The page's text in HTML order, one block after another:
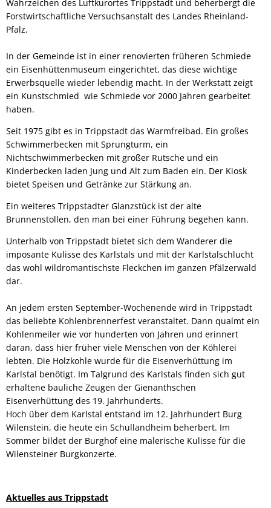
Wahrzeichen des Luftkurortes Trippstadt und beherbergt die
Forstwirtschaftliche Versuchsanstalt des Landes Rheinland-
Pfalz.
In der Gemeinde ist in einer renovierten früheren Schmiede
ein Eisenhüttenmuseum eingerichtet, das diese wichtige
Erwerbsquelle wieder lebendig macht. In der Werkstatt zeigt
ein Kunstschmied wie Schmiede vor 2000 Jahren gearbeitet
haben.
Seit 1975 gibt es in Trippstadt das Warmfreibad. Ein großes
Schwimmerbecken mit Sprungturm, ein
Nichtschwimmerbecken mit großer Rutsche und ein
Kinderbecken laden Jung und Alt zum Baden ein. Der Kiosk
bietet Speisen und Getränke zur Stärkung an.
Ein weiteres Trippstadter Glanzstück ist der alte
Brunnenstollen, den man bei einer Führung begehen kann.
Unterhalb von Trippstadt bietet sich dem Wanderer die
imposante Kulisse des Karlstals und mit der Karlstalschlucht
das wohl wildromantischste Fleckchen im ganzen Pfälzerwald
dar.
An jedem ersten September-Wochenende wird in Trippstadt
das beliebte Kohlenbrennerfest veranstaltet. Dann qualmt ein
Kohlenmeiler wie vor hunderten von Jahren und erinnert
daran, dass hier früher viele Menschen von der Köhlerei
lebten. Die Holzkohle wurde für die Eisenverhüttung im
Karlstal benötigt. Im Talgrund des Karlstals finden sich gut
erhaltene bauliche Zeugen der Gienanthschen
Eisenverhüttung des 19. Jahrhunderts.
Hoch über dem Karlstal entstand im 12. Jahrhundert Burg
Wilenstein, die heute ein Schullandheim beherbert. Im
Sommer bildet der Burghof eine malerische Kulisse für die
Wilensteiner Burgkonzerte.
Aktuelles aus Trippstadt